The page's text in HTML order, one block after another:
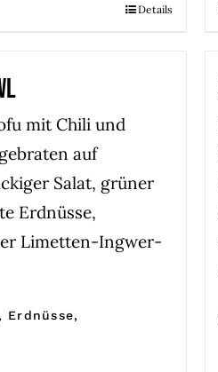
Details
mit Chili und
auf
Salat, grüner
Erdnüsse,
Limetten-Ingwer-
Erdnüsse,